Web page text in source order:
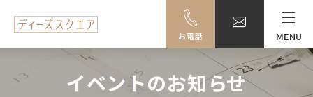
料金・ご利用案内
お電話 MENU
イベントのお知らせ